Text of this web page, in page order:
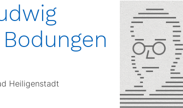
Heiligenstadt